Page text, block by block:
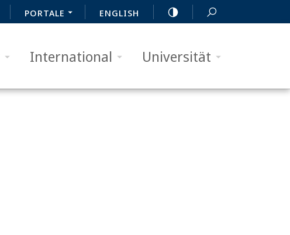
PORTALE ENGLISH
International Universität